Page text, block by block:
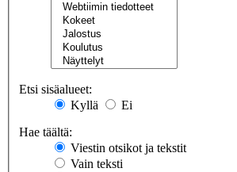
Etsi sisäalueet:
Kyllä
Ei
Hae täältä:
Viestin otsikot ja tekstit
Vain teksti